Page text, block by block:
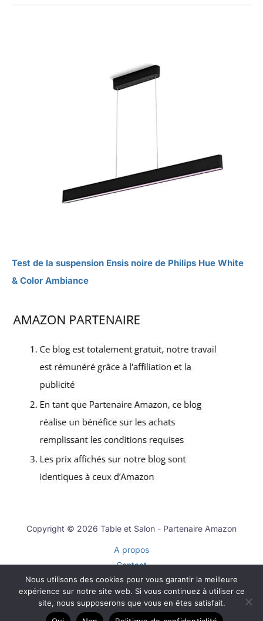
Test de la suspension Ensis noire de Philips Hue White
& Color Ambiance
Copyright © 2026 Table et Salon - Partenaire Amazon
A propos
Contact
Plan du site
Mentions légales
Politique de confidentialité
Nous utilisons des cookies pour vous garantir la meilleure
expérience sur notre site web. Si vous continuez à utiliser ce
site, nous supposerons que vous en êtes satisfait.